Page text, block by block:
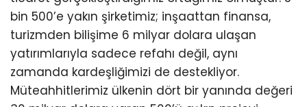
bin 500’e yakın şirketimiz; inşaattan finansa,
turizmden bilişime 6 milyar dolara ulaşan
yatırımlarıyla sadece refahı değil, aynı
zamanda kardeşliğimizi de destekliyor.
Müteahhitlerimiz ülkenin dört bir yanında değeri